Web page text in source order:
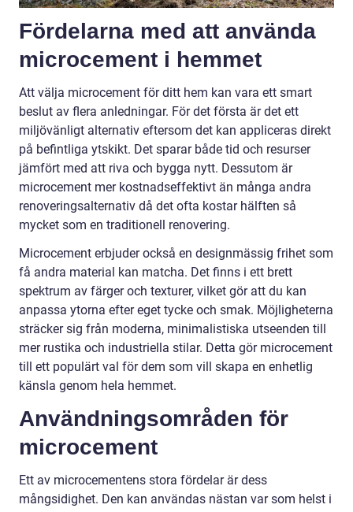
Fördelarna med att använda
microcement i hemmet
Att välja microcement för ditt hem kan vara ett smart
beslut av flera anledningar. För det första är det ett
miljövänligt alternativ eftersom det kan appliceras direkt
på befintliga ytskikt. Det sparar både tid och resurser
jämfört med att riva och bygga nytt. Dessutom är
microcement mer kostnadseffektivt än många andra
renoveringsalternativ då det ofta kostar hälften så
mycket som en traditionell renovering.
Microcement erbjuder också en designmässig frihet som
få andra material kan matcha. Det finns i ett brett
spektrum av färger och texturer, vilket gör att du kan
anpassa ytorna efter eget tycke och smak. Möjligheterna
sträcker sig från moderna, minimalistiska utseenden till
mer rustika och industriella stilar. Detta gör microcement
till ett populärt val för dem som vill skapa en enhetlig
känsla genom hela hemmet.
Användningsområden för
microcement
Ett av microcementens stora fördelar är dess
mångsidighet. Den kan användas nästan var som helst i